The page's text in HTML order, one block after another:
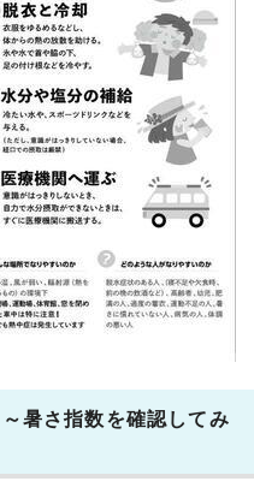
暑さ指数を確認してみ